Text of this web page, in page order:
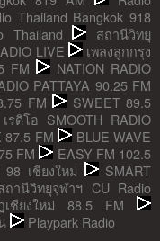
Thailand Bangkok 918
Thailand
สถานีวิทยุ
LIVE
เพลงลูกกรุง
FM
NATION RADIO
PATTAYA 90.25 FM
FM
SWEET 89.5
รดิโอ SMOOTH RADIO
87.5 FM
BLUE WAVE
FM
EASY FM 102.5
98 เชียงใหม่
SMART
ถานีวิทยุจุฬาฯ CU Radio
เชียงใหม่ 88.5 FM
Playpark Radio